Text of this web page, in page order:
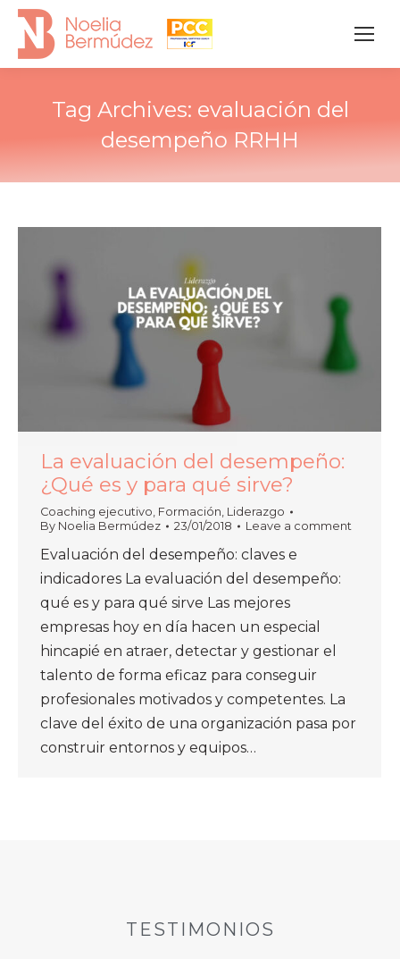
Tag Archives: evaluación del
desempeño RRHH
La evaluación del desempeño:
¿Qué es y para qué sirve?
Coaching ejecutivo Formación Liderazgo
By Noelia Bermúdez 23/01/2018 Leave a comment
Evaluación del desempeño: claves e
indicadores La evaluación del desempeño:
qué es y para qué sirve Las mejores
empresas hoy en día hacen un especial
hincapié en atraer, detectar y gestionar el
talento de forma eficaz para conseguir
profesionales motivados y competentes. La
clave del éxito de una organización pasa por
construir entornos y equipos…
TESTIMONIOS